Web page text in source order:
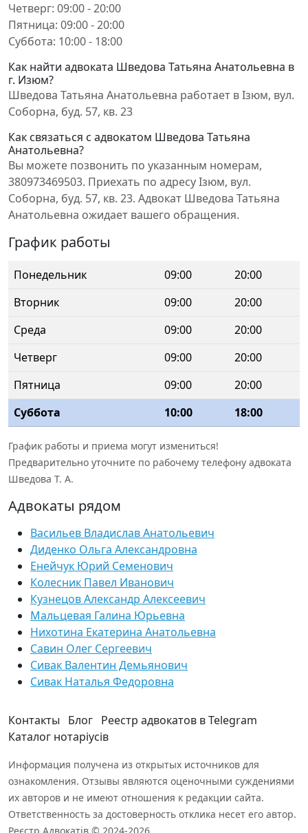
Четверг: 09:00 - 20:00
Пятница: 09:00 - 20:00
Суббота: 10:00 - 18:00
Как найти адвоката Шведова Татьяна Анатольевна в
г. Изюм?
Шведова Татьяна Анатольевна работает в Ізюм, вул.
Соборна, буд. 57, кв. 23
Как связаться с адвокатом Шведова Татьяна
Анатольевна?
Вы можете позвонить по указанным номерам,
380973469503. Приехать по адресу Ізюм, вул.
Соборна, буд. 57, кв. 23. Адвокат Шведова Татьяна
Анатольевна ожидает вашего обращения.
График работы
Понедельник 09:00
20:00
Вторник
09:00
20:00
Среда
09:00
20:00
Четверг
09:00
20:00
Пятница
09:00
20:00
Суббота
10:00 18:00
График работы и приема могут измениться!
Предварительно уточните по рабочему телефону адвоката
Шведова Т. А.
Адвокаты рядом
Васильев Владислав Анатольевич
Диденко Ольга Александровна
Енейчук Юрий Семенович
Колесник Павел Иванович
Кузнецов Александр Алексеевич
Мальцевая Галина Юрьевна
Нихотина Екатерина Анатольевна
Савин Олег Сергеевич
Сивак Валентин Демьянович
Сивак Наталья Федоровна
Контакты Блог Реестр адвокатов в Telegram
Каталог нотаріусів
Информация получена из открытых источников для
ознакомления. Отзывы являются оценочными суждениями
их авторов и не имеют отношения к редакции сайта.
Ответственность за достоверность отклика несет его автор.